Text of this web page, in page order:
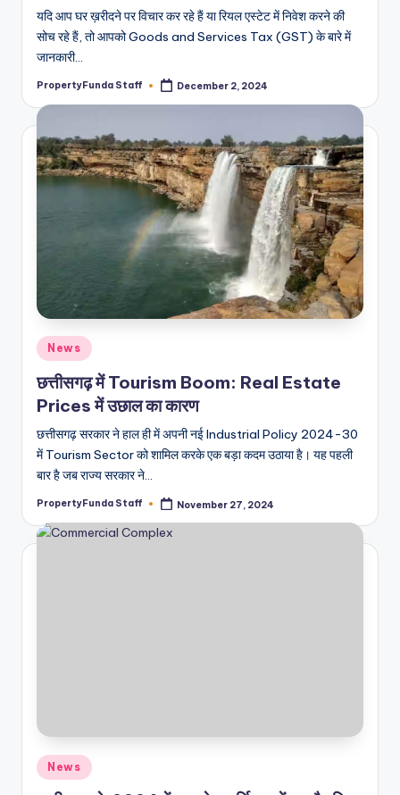
यदि आप घर ख़रीदने पर विचार कर रहे हैं या रियल एस्टेट में निवेश करने की
सोच रहे हैं, तो आपको Goods and Services Tax (GST) के बारे में
जानकारी…
Posted
PropertyFunda Staff December 2, 2024
Posted
in
News
छत्तीसगढ़ में Tourism Boom: Real Estate
Prices में उछाल का कारण
छत्तीसगढ़ सरकार ने हाल ही में अपनी नई Industrial Policy 2024-30
में Tourism Sector को शामिल करके एक बड़ा कदम उठाया है। यह पहली
बार है जब राज्य सरकार ने…
Posted
PropertyFunda Staff November 27, 2024
Posted
in
News